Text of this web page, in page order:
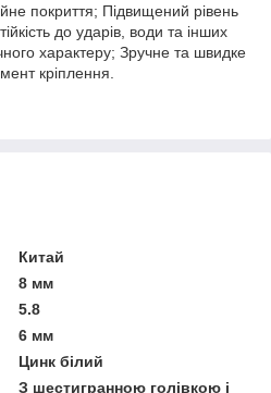
покриття; Підвищений рівень
до ударів, води та інших
характеру; Зручне та швидке
кріплення.
Китай
8 мм
5.8
6 мм
Цинк білий
З шестигранною голівкою і